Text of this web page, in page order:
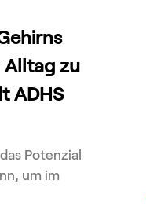
Alltag zu
ADHS
Potenzial
um im